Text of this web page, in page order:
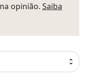
opinião. Saiba